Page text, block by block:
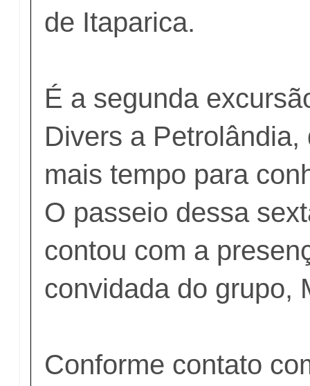
de Itaparica.
É a segunda
Divers a
mais tempo para
O passeio dessa
contou com a
convidada do grupo,
Conforme contato